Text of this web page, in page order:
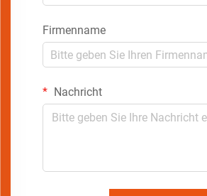
Firmenname
Nachricht